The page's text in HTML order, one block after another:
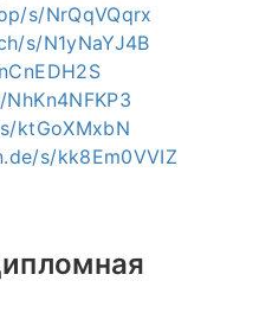
s/NrQqVQqrx
s/N1yNaYJ4B
ktGoXMxbN
s/kk8Em0VVIZ